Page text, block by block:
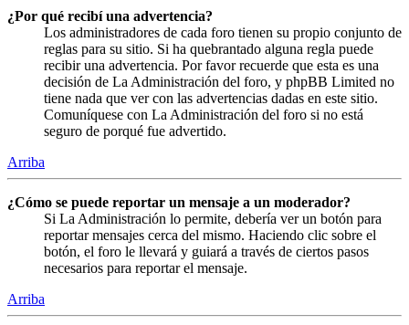
¿Por qué recibí una advertencia?
Los administradores de cada foro tienen su propio conjunto de
reglas para su sitio. Si ha quebrantado alguna regla puede
recibir una advertencia. Por favor recuerde que esta es una
decisión de La Administración del foro, y phpBB Limited no
tiene nada que ver con las advertencias dadas en este sitio.
Comuníquese con La Administración del foro si no está
seguro de porqué fue advertido.
Arriba
¿Cómo se puede reportar un mensaje a un moderador?
Si La Administración lo permite, debería ver un botón para
reportar mensajes cerca del mismo. Haciendo clic sobre el
botón, el foro le llevará y guiará a través de ciertos pasos
necesarios para reportar el mensaje.
Arriba